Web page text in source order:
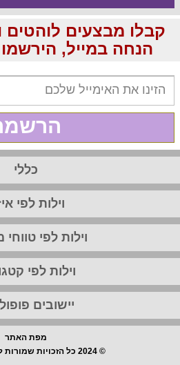
הנחה במייל,
כללי
וילות לפי
וילות לפי טווחי
וילות לפי
יישובים
מפת האתר
© 2024 כל הזכויות שמורות לאתר וילה וילה